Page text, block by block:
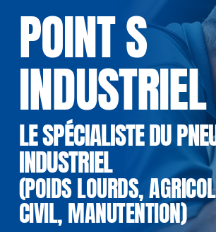
POINT S
INDUSTRIEL
LE SPÉCIALISTE DU
INDUSTRIEL
(POIDS LOURDS,
CIVIL, MANUTENTION)